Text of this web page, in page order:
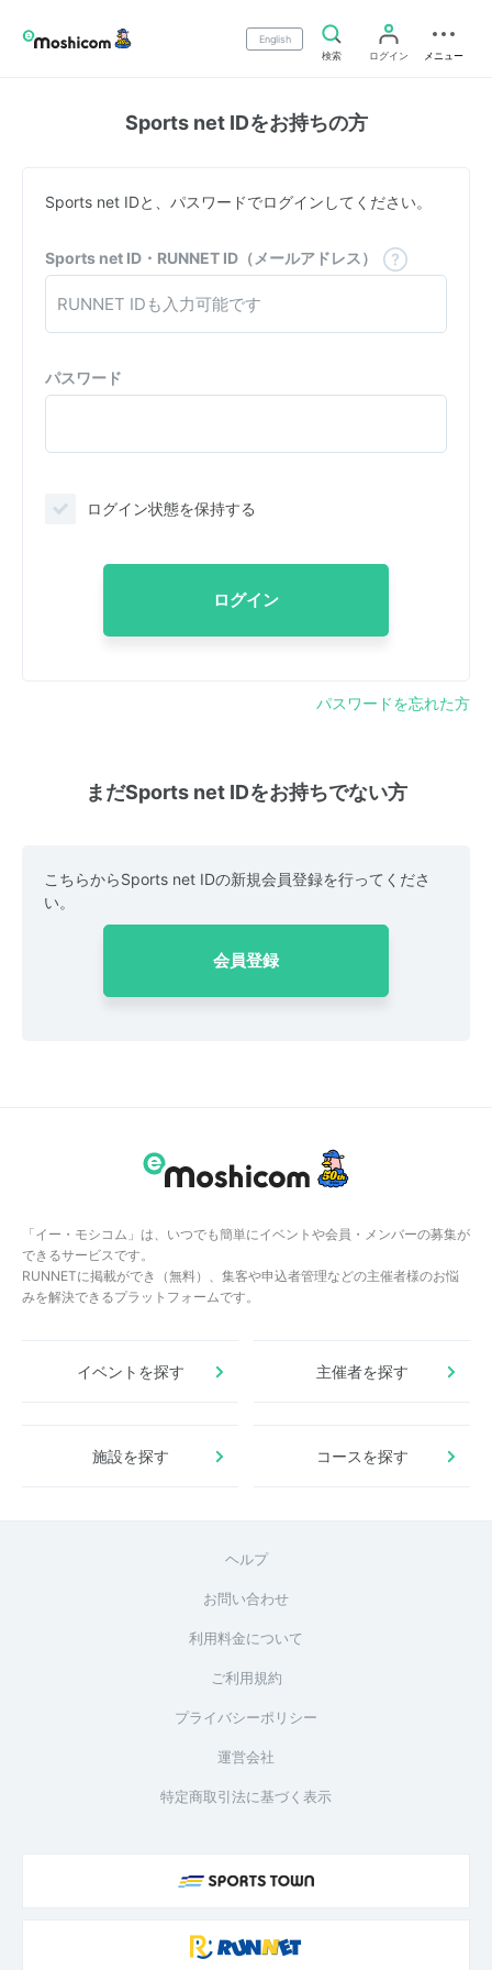
English
検索
ログイン メニュー
Sports net IDをお持ちの方
Sports net IDと、パスワードでログインしてください。
Sports net ID・RUNNET ID（メールアドレス）
パスワード
ログイン状態を保持する
ログイン
パスワードを忘れた方
まだSports net IDをお持ちでない方
こちらからSports net IDの新規会員登録を行ってくださ
い。
会員登録
「イー・モシコム」は、いつでも簡単にイベントや会員・メンバーの募集が
できるサービスです。
RUNNETに掲載ができ（無料）、集客や申込者管理などの主催者様のお悩
みを解決できるプラットフォームです。
イベントを探す 主催者を探す
施設を探す コースを探す
ヘルプ
お問い合わせ
利用料金について
ご利用規約
プライバシーポリシー
運営会社
特定商取引法に基づく表示